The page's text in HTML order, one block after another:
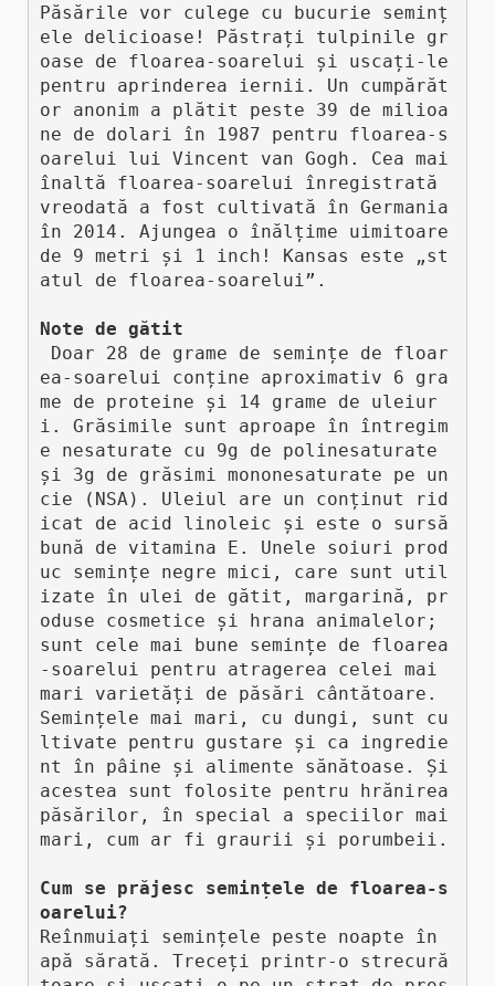
Păsările vor culege cu bucurie seminț
ele delicioase! Păstrați tulpinile gr
oase de floarea-soarelui și uscați-le
pentru aprinderea iernii. Un cumpărăt
or anonim a plătit peste 39 de milioa
ne de dolari în 1987 pentru floarea-s
oarelui lui Vincent van Gogh. Cea mai
înaltă floarea-soarelui înregistrată
vreodată a fost cultivată în Germania
în 2014. Ajungea o înălțime uimitoare
de 9 metri și 1 inch! Kansas este „st
atul de floarea-soarelui”.
Note de gătit
ea-soarelui conține aproximativ 6 gra
me de proteine ​​și 14 grame de uleiur
i. Grăsimile sunt aproape în întregim
e nesaturate cu 9g de polinesaturate
și 3g de grăsimi mononesaturate pe un
cie (NSA). Uleiul are un conținut rid
icat de acid linoleic și este o sursă
bună de vitamina E. Unele soiuri prod
uc semințe negre mici, care sunt util
izate în ulei de gătit, margarină, pr
oduse cosmetice și hrana animalelor;
sunt cele mai bune semințe de floarea
-soarelui pentru atragerea celei mai
mari varietăți de păsări cântătoare.
Semințele mai mari, cu dungi, sunt cu
ltivate pentru gustare și ca ingredie
nt în pâine și alimente sănătoase. Și
acestea sunt folosite pentru hrănirea
păsărilor, în special a speciilor mai
mari, cum ar fi graurii și porumbeii.
Cum se prăjesc semințele de floarea-s
oarelui?
Reînmuiați semințele peste noapte în
apă sărată. Treceți printr-o strecură